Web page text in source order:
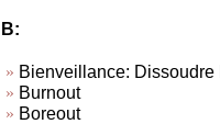
B:
Bienveillance:
Burnout
Boreout